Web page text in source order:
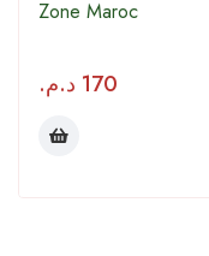
Zone Maroc
170 د.م.